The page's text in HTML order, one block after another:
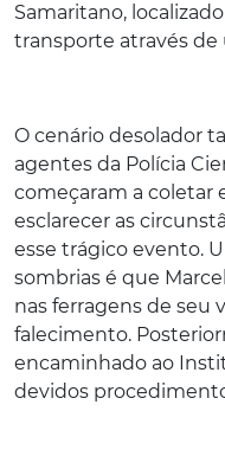
Samaritano,
transporte através
O cenário desolador
agentes da Polícia
começaram a coletar
esclarecer as
esse trágico evento.
sombrias é que
nas ferragens de seu
falecimento.
encaminhado ao
devidos